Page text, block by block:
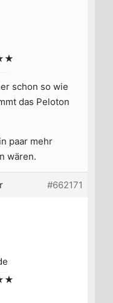
schon so wie
das Peloton
paar mehr
wären.
#662171